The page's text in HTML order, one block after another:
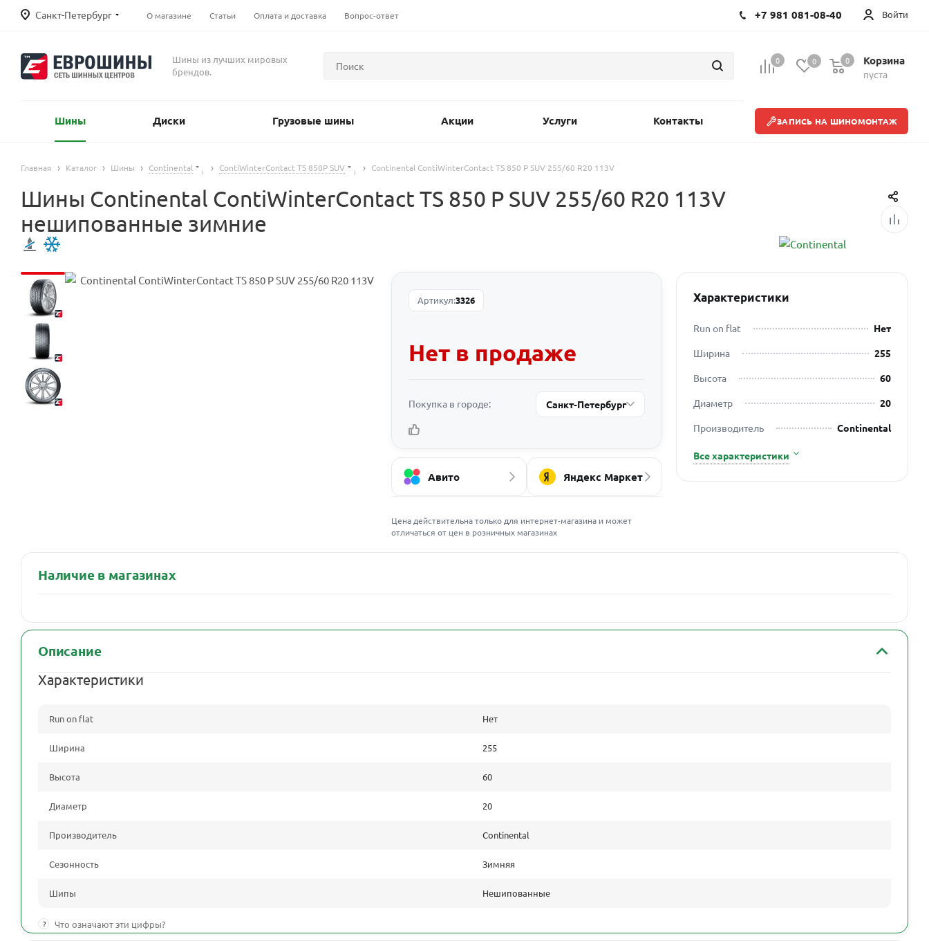
Санкт-Петербург О магазине Статьи Оплата и доставка Вопрос-ответ Войти
+7 981 081-08-40
Шины из лучших мировых
брендов.
0 0 Корзина
пуста
0
Шины Диски Грузовые шины Акции Услуги Контакты ЗАПИСЬ НА ШИНОМОНТАЖ
Главная Каталог Шины Continental ContiWinterContact TS 850P SUV Continental ContiWinterContact TS 850 P SUV 255/60 R20 113V
Шины Continental ContiWinterContact TS 850 P SUV 255/60 R20 113V
нешипованные зимние
Артикул:3326
Нет в продаже
Покупка в городе: Санкт-Петербург
Авито Яндекс Маркет
Цена действительна только для интернет-магазина и может
отличаться от цен в розничных магазинах
Характеристики
Run on flat
Нет
Ширина
255
Высота
60
Диаметр
20
Производитель
Continental
Все характеристики
Наличие в магазинах
Описание
Характеристики
Run on flat Нет
Ширина 255
Высота 60
Диаметр 20
Производитель Continental
Сезонность Зимняя
Шипы Нешипованные
? Что означают эти цифры?